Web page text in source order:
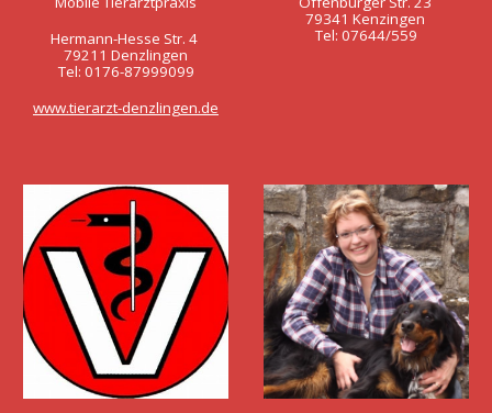
Hermann-Hesse Str. 4
79211 Denzlingen
Tel: 0176-87999099
www.tierarzt-denzlingen.de
79341 Kenzingen
Tel: 07644/559